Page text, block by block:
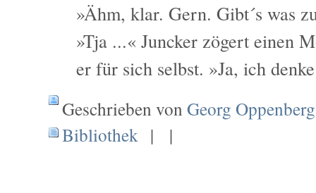
»Ähm, klar. Gern. Gibt´s was
»Tja ...« Juncker zögert einen
er für sich selbst. »Ja, ich
Geschrieben vonGeorg Oppenberg
Bibliothek | |